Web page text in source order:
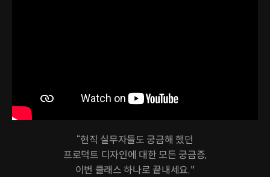
“현직 실무자들도 궁금해 했던
프로덕트 디자인에 대한 모든 궁금증,
이번 클래스 하나로 끝내세요."